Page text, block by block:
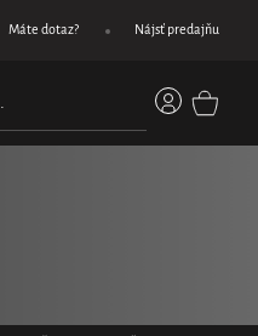
Objednajte do 11:00 – doručenie nasledujúci
Máte dotaz? Nájsť predajňu